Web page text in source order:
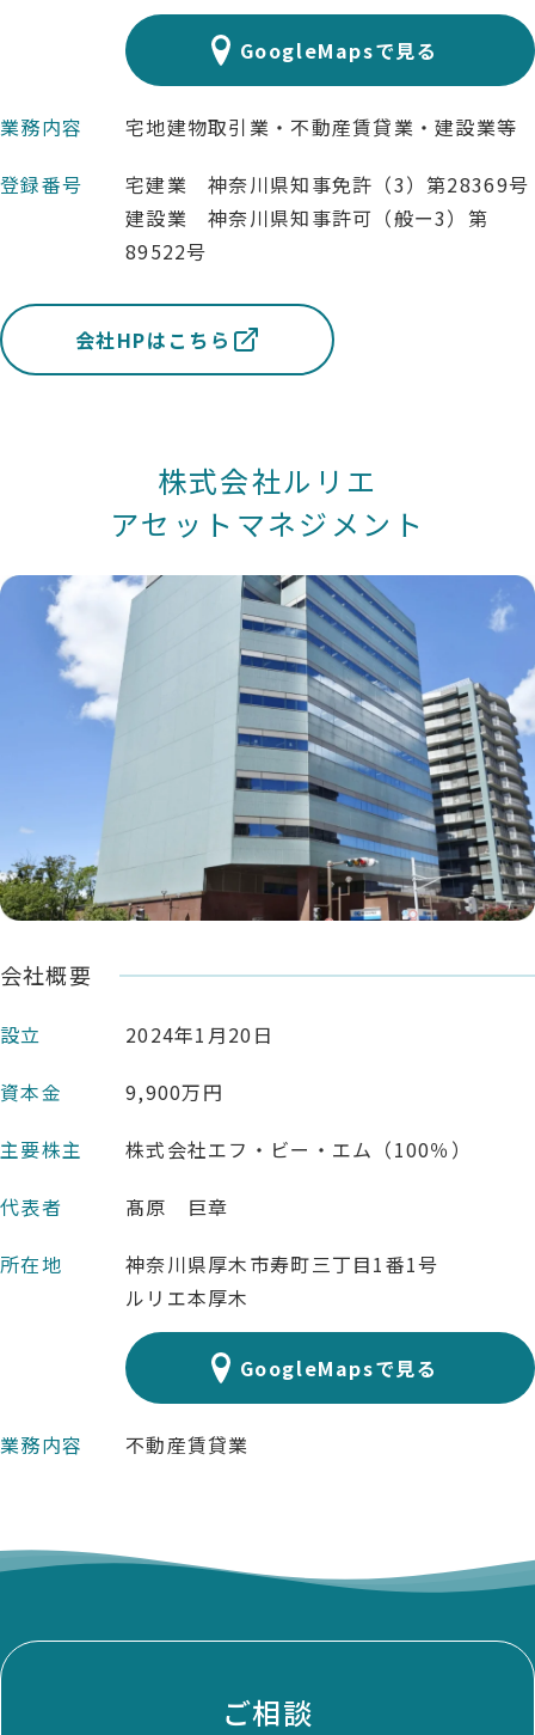
GoogleMapsで見る
業務内容
宅地建物取引業・不動産賃貸業・建設業等
登録番号
宅建業 神奈川県知事免許（3）第28369号
建設業 神奈川県知事許可（般ー3）第
89522号
会社HPはこちら
株式会社ルリエ
アセットマネジメント
会社概要
設立
2024年1月20日
資本金
9,900万円
主要株主
株式会社エフ・ビー・エム（100％）
代表者
髙原 巨章
所在地
神奈川県厚木市寿町三丁目1番1号
ルリエ本厚木
GoogleMapsで見る
業務内容 不動産賃貸業
ご相談